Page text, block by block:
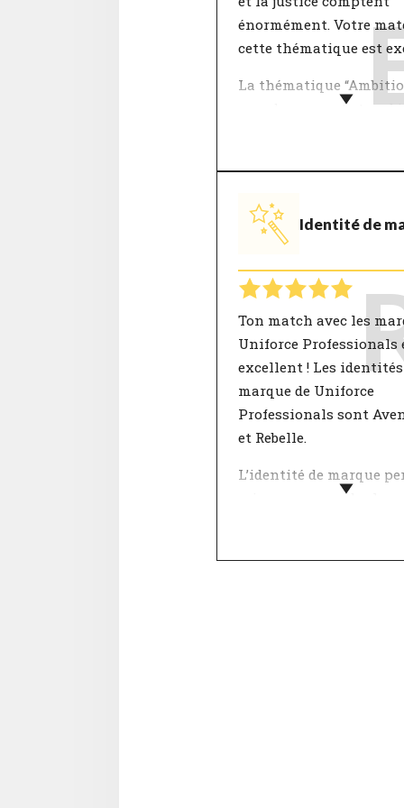
énormément. Votre
cette thématique est
La thématique
prend en compte tes
vraiment important
au travail et dans la vie ?
Travailler pour une
dans laquelle tu crois et
laquelle tu partages la
ambition donne du sens
travail.
Identité de
Ton match avec les
Uniforce Professionals
excellent ! Les identités
marque de Uniforce
Professionals sont
et Rebelle.
L’identité de marque
mieux comprendre les